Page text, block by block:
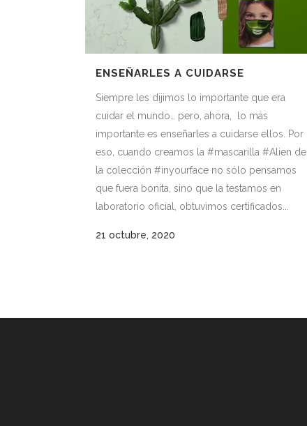
ENSEÑARLES A CUIDARSE
Siempre les dijimos lo importante que era
cuidar el mundo… pero, ahora, lo más
importante es enseñarles a cuidarse ellos. Por
eso, cuando creamos la #mascarilla #Alien de
la colección #inyourface no sólo pensamos
que fuera bonita, sino que la testamos en
laboratorio oficial, obtuvimos certificados...
21 octubre, 2020